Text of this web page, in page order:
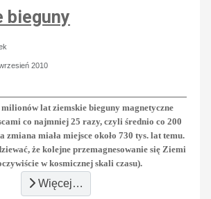
bieguny
2010
lat ziemskie bieguny magnetyczne
co najmniej 25 razy, czyli średnio co 200
zmiana miała miejsce około 730 tys. lat temu.
że kolejne przemagnesowanie się Ziemi
w kosmicznej skali czasu).
Więcej…